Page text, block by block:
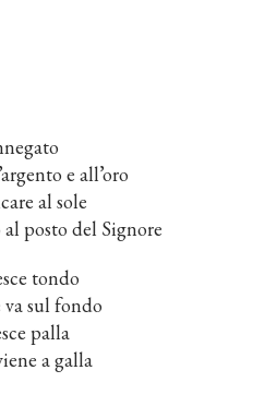
e all’oro
al sole
posto del Signore
tondo
sul fondo
palla
a galla